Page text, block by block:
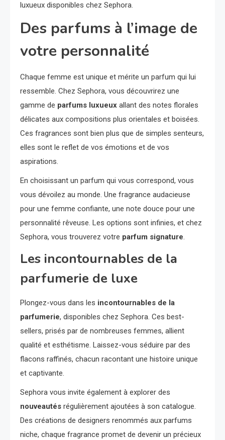
luxueux disponibles chez Sephora.
Des parfums à l’image de
votre personnalité
Chaque femme est unique et mérite un parfum qui lui
ressemble. Chez Sephora, vous découvrirez une
gamme de parfums luxueux allant des notes florales
délicates aux compositions plus orientales et boisées.
Ces fragrances sont bien plus que de simples senteurs,
elles sont le reflet de vos émotions et de vos
aspirations.
En choisissant un parfum qui vous correspond, vous
vous dévoilez au monde. Une fragrance audacieuse
pour une femme confiante, une note douce pour une
personnalité rêveuse. Les options sont infinies, et chez
Sephora, vous trouverez votre parfum signature.
Les incontournables de la
parfumerie de luxe
Plongez-vous dans les incontournables de la
parfumerie, disponibles chez Sephora. Ces best-
sellers, prisés par de nombreuses femmes, allient
qualité et esthétisme. Laissez-vous séduire par des
flacons raffinés, chacun racontant une histoire unique
et captivante.
Sephora vous invite également à explorer des
nouveautés régulièrement ajoutées à son catalogue.
Des créations de designers renommés aux parfums
niche, chaque fragrance promet de devenir un précieux